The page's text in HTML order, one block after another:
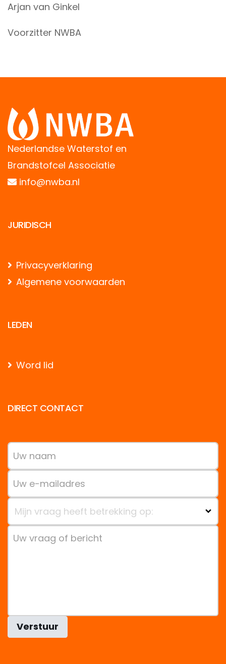
Arjan van Ginkel
Voorzitter NWBA
Nederlandse Waterstof en
Brandstofcel Associatie
info@nwba.nl
JURIDISCH
Privacyverklaring
Algemene voorwaarden
LEDEN
Word lid
DIRECT CONTACT
Mijn vraag heeft betrekking op:
Verstuur